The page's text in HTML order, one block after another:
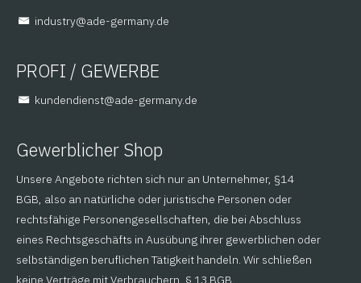
ed.ynamreg-eda
@yrtsudni
PROFI / GEWERBE
ed.ynamreg-eda
@tsneidnednuk
Gewerblicher Shop
Unsere Angebote richten sich nur an Unternehmer, §14
BGB, also an natürliche oder juristische Personen oder
rechtsfähige Personengesellschaften, die bei Abschluss
eines Rechtsgeschäfts in Ausübung ihrer gewerblichen oder
selbständigen beruflichen Tätigkeit handeln. Wir schließen
keine Verträge mit Verbrauchern, § 13 BGB.